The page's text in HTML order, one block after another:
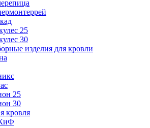
25
30
изделия для кровли
25
30
кровля